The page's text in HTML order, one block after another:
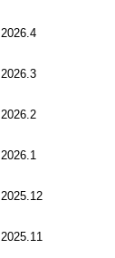
2026.4
2026.3
2026.2
2026.1
2025.12
2025.11